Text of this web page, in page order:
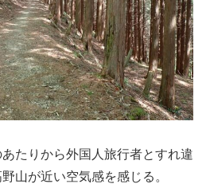
たりから外国人旅行者とすれ違
山が近い空気感を感じる。